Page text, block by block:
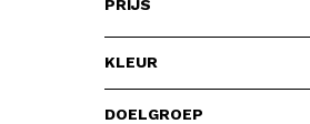
PRIJS
KLEUR
DOELGROEP